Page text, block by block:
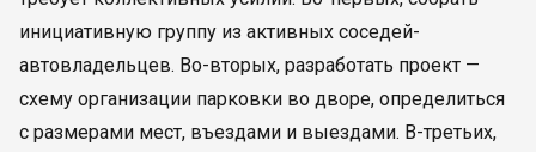
инициативную группу из активных соседей-
автовладельцев. Во-вторых, разработать проект —
схему организации парковки во дворе, определиться
с размерами мест, въездами и выездами. В-третьих,